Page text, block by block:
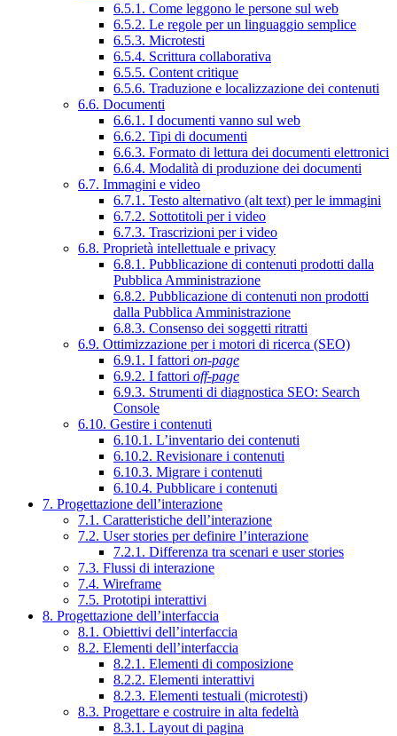
6.5.1. Come leggono le persone sul web
6.5.2. Le regole per un linguaggio semplice
6.5.3. Microtesti
6.5.4. Scrittura collaborativa
6.5.5. Content critique
6.5.6. Traduzione e localizzazione dei contenuti
6.6. Documenti
6.6.1. I documenti vanno sul web
6.6.2. Tipi di documenti
6.6.3. Formato di lettura dei documenti elettronici
6.6.4. Modalità di produzione dei documenti
6.7. Immagini e video
6.7.1. Testo alternativo (alt text) per le immagini
6.7.2. Sottotitoli per i video
6.7.3. Trascrizioni per i video
6.8. Proprietà intellettuale e privacy
6.8.1. Pubblicazione di contenuti prodotti dalla
Pubblica Amministrazione
6.8.2. Pubblicazione di contenuti non prodotti
dalla Pubblica Amministrazione
6.8.3. Consenso dei soggetti ritratti
6.9. Ottimizzazione per i motori di ricerca (SEO)
6.9.1. I fattori on-page
6.9.2. I fattori off-page
6.9.3. Strumenti di diagnostica SEO: Search
Console
6.10. Gestire i contenuti
6.10.1. L’inventario dei contenuti
6.10.2. Revisionare i contenuti
6.10.3. Migrare i contenuti
6.10.4. Pubblicare i contenuti
7. Progettazione dell’interazione
7.1. Caratteristiche dell’interazione
7.2. User stories per definire l’interazione
7.2.1. Differenza tra scenari e user stories
7.3. Flussi di interazione
7.4. Wireframe
7.5. Prototipi interattivi
8. Progettazione dell’interfaccia
8.1. Obiettivi dell’interfaccia
8.2. Elementi dell’interfaccia
8.2.1. Elementi di composizione
8.2.2. Elementi interattivi
8.2.3. Elementi testuali (microtesti)
8.3. Progettare e costruire in alta fedeltà
8.3.1. Layout di pagina